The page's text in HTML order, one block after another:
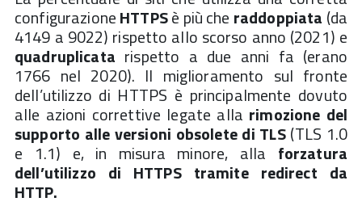
configurazioneHTTPSè più che raddoppiata (da
4149 a 9022) rispetto allo scorso anno (2021) e
quadruplicata rispetto a due anni fa (erano
1766 nel 2020). Il miglioramento sul fronte
dell’utilizzo di HTTPS è principalmente dovuto
alle azioni correttive legate alla rimozione del
supporto alle versioni obsolete di TLS(TLS 1.0
e 1.1) e, in misura minore, alla forzatura
dell’utilizzo di HTTPS tramite redirect da
HTTP.